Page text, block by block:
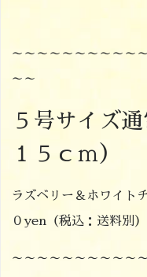
～～～～～～～～～～
～～
５号サイズ
１５ｃｍ）
ラズベリー＆ホワイト
０yen（税込：送料別）
～～～～～～～～～～